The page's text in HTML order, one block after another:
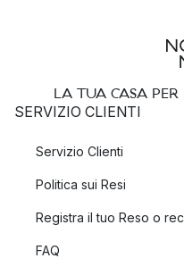
LA TUA CASA PER
SERVIZIO CLIENTI
Servizio Clienti
Politica sui Resi
Registra il tuo Reso o
FAQ